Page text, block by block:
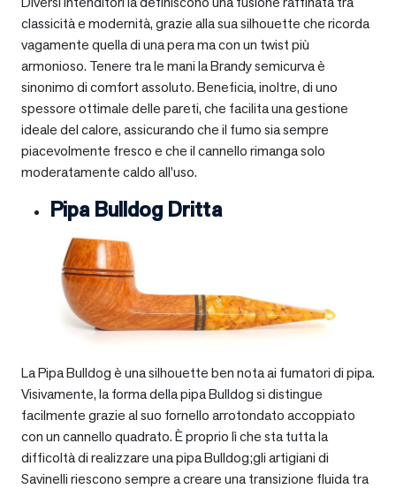
classicità e modernità, grazie alla sua silhouette che ricorda
vagamente quella di una pera ma con un twist più
armonioso. Tenere tra le mani la Brandy semicurva è
sinonimo di comfort assoluto. Beneficia, inoltre, di uno
spessore ottimale delle pareti, che facilita una gestione
ideale del calore, assicurando che il fumo sia sempre
piacevolmente fresco e che il cannello rimanga solo
moderatamente caldo all’uso.
Pipa Bulldog Dritta
La Pipa Bulldog è una silhouette ben nota ai fumatori di pipa.
Visivamente, la forma della pipa Bulldog si distingue
facilmente grazie al suo fornello arrotondato accoppiato
con un cannello quadrato. È proprio lì che sta tutta la
difficoltà di realizzare una pipa Bulldog;gli artigiani di
Savinelli riescono sempre a creare una transizione fluida tra